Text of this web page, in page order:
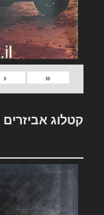
«
‹
קטלוג אביזרים Jeep 1985